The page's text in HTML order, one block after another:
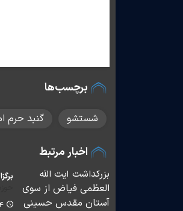
برچسب‌ها
شستشو گنبد حرم
اخبار مرتبط